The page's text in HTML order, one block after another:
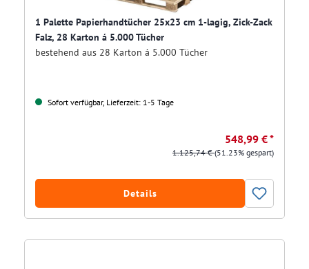
1 Palette Papierhandtücher 25x23 cm 1-lagig, Zick-Zack
Falz, 28 Karton á 5.000 Tücher
bestehend aus 28 Karton á 5.000 Tücher
Sofort verfügbar, Lieferzeit: 1-5 Tage
548,99 € *
1.125,74 €(51.23% gespart)
Details